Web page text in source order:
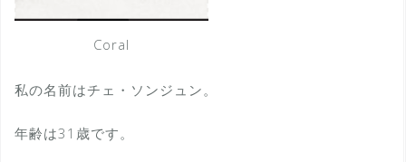
Coral
私の名前はチェ・ソンジュン。
年齢は31歳です。